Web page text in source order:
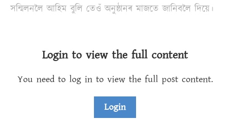
সন্মিলনলৈ আহিম বুলি তেওঁ অনুষ্ঠানৰ মাজতে জানিবলৈ দিয়ে।
Login to view the full content
You need to log in to view the full post content.
Login